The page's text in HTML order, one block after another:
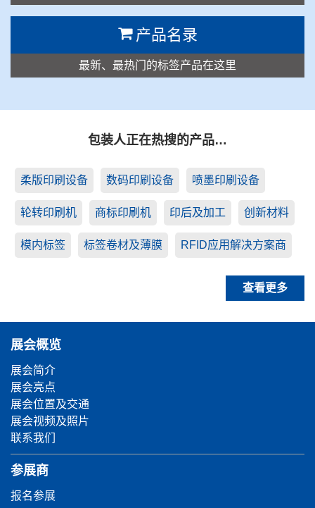
产品名录
最新、最热门的标签产品在这里
包装人正在热搜的产品…
柔版印刷设备 数码印刷设备 喷墨印刷设备
轮转印刷机 商标印刷机 印后及加工 创新材料
模内标签 标签卷材及薄膜 RFID应用解决方案商
查看更多
展会概览
展会简介
展会亮点
展会位置及交通
展会视频及照片
联系我们
参展商
报名参展